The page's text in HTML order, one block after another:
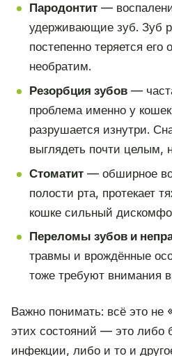
Пародонтит—
удерживающие зуб. Зуб
постепенно теряется
необратим.
Резорбция зубов—
проблема именно у
разрушается изнутри.
выглядеть почти целым,
Стоматит— обширное
полости рта, протекает
кошке сильный
Переломы зубов и
травмы и врождённые
тоже требуют внимания
Важно понимать: всё это не
этих состояний — это либо
инфекции, либо и то и